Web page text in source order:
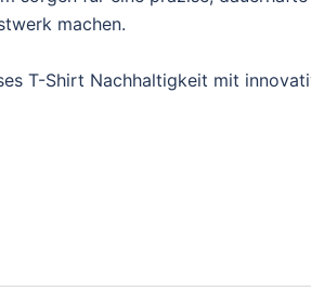
machen.
T-Shirt Nachhaltigkeit mit